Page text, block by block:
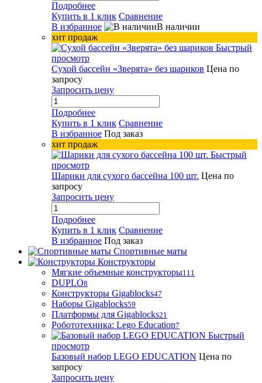
Подробнее
Купить в 1 клик Сравнение
В избранное
В наличии
хит продаж
Быстрый
просмотр
Сухой бассейн «Зверята» без шариков Цена по
запросу
Запросить цену
Подробнее
Купить в 1 клик Сравнение
В избранное Под заказ
хит продаж
Быстрый
просмотр
Шарики для сухого бассейна 100 шт. Цена по
запросу
Запросить цену
Подробнее
Купить в 1 клик Сравнение
В избранное Под заказ
Спортивные маты
Конструкторы
Мягкие объемные конструкторы111
DUPLO8
Конструкторы Gigablocks47
Наборы Gigablocks59
Платформы для Gigablocks21
Робототехника: Lego Education7
Быстрый
просмотр
Базовый набор LEGO EDUCATION Цена по
запросу
Запросить цену